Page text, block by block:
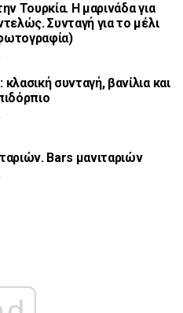
Τουρκία. Η μαρινάδα για
Συνταγή για το μέλι
συνταγή, βανίλια και
Bars μανιταριών